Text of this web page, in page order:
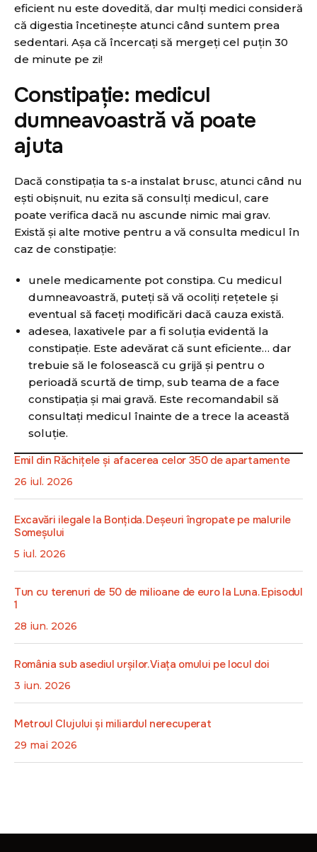
eficient nu este dovedită, dar mulți medici consideră
că digestia încetinește atunci când suntem prea
sedentari. Așa că încercați să mergeți cel puțin 30
de minute pe zi!
Constipație: medicul
dumneavoastră vă poate
ajuta
Dacă constipația ta s-a instalat brusc, atunci când nu
ești obișnuit, nu ezita să consulți medicul, care
poate verifica dacă nu ascunde nimic mai grav.
Există și alte motive pentru a vă consulta medicul în
caz de constipație:
unele medicamente pot constipa. Cu medicul
dumneavoastră, puteți să vă ocoliți rețetele și
eventual să faceți modificări dacă cauza există.
adesea, laxativele par a fi soluția evidentă la
constipație. Este adevărat că sunt eficiente… dar
trebuie să le folosească cu grijă și pentru o
perioadă scurtă de timp, sub teama de a face
constipația și mai gravă. Este recomandabil să
consultați medicul înainte de a trece la această
soluție.
Emil din Răchițele și afacerea celor 350 de apartamente
26 iul. 2026
Excavări ilegale la Bonțida. Deșeuri îngropate pe malurile
Someșului
5 iul. 2026
Tun cu terenuri de 50 de milioane de euro la Luna. Episodul
1
28 iun. 2026
România sub asediul urșilor. Viața omului pe locul doi
3 iun. 2026
Metroul Clujului și miliardul nerecuperat
29 mai 2026